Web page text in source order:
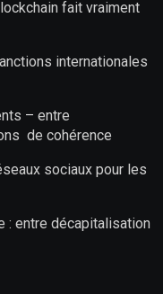
fait vraiment
internationales
– entre
de cohérence
sociaux pour les
: entre décapitalisation